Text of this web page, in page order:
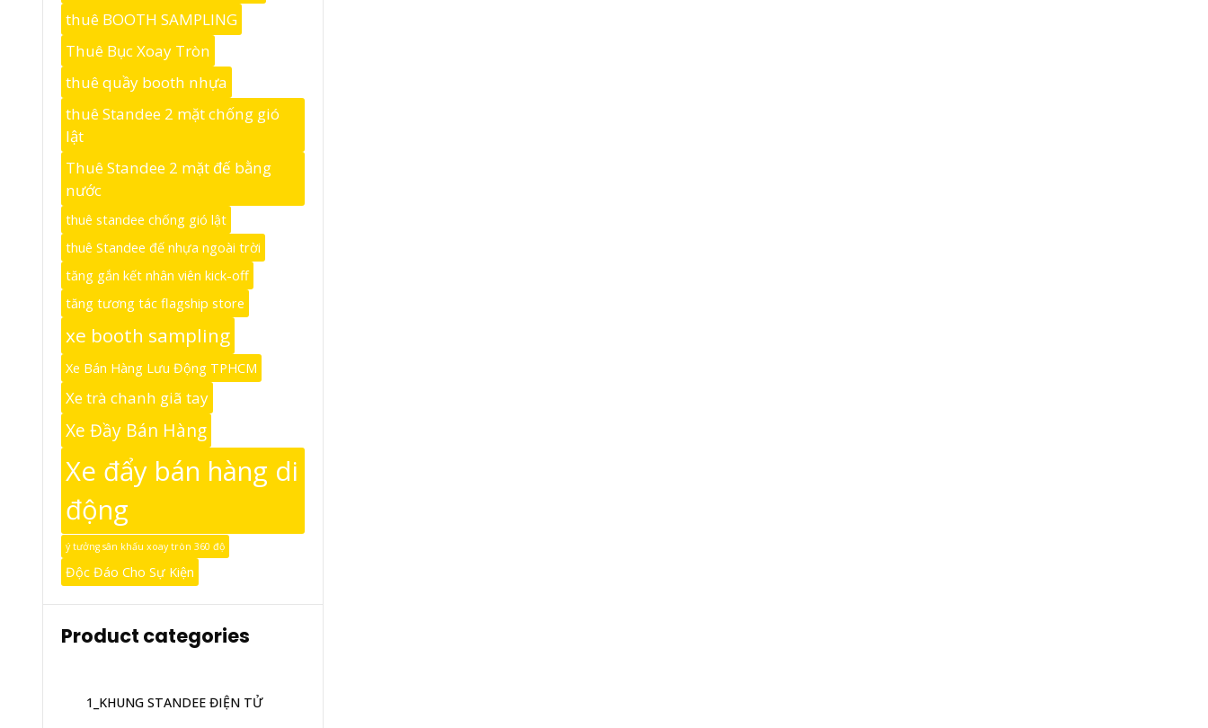
thuê BOOTH SAMPLING
Thuê Bục Xoay Tròn
thuê quầy booth nhựa
thuê Standee 2 mặt chống gió
lật
Thuê Standee 2 mặt đế bằng
nước
thuê standee chống gió lật
thuê Standee đế nhựa ngoài trời
tăng gắn kết nhân viên kick-off
tăng tương tác flagship store
xe booth sampling
Xe Bán Hàng Lưu Động TPHCM
Xe trà chanh giã tay
Xe Đầy Bán Hàng
Xe đẩy bán hàng di
động
ý tưởng sân khấu xoay tròn 360 độ
Độc Đáo Cho Sự Kiện
Product categories
1_KHUNG STANDEE ĐIỆN TỬ